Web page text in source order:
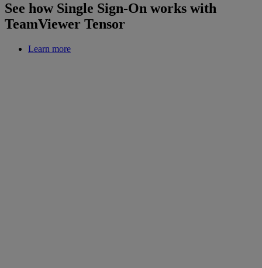
See how Single Sign-On works with
TeamViewer Tensor
Learn more